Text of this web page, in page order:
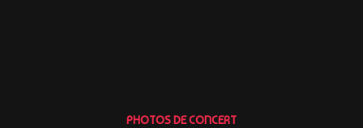
PHOTOS DE CONCERT